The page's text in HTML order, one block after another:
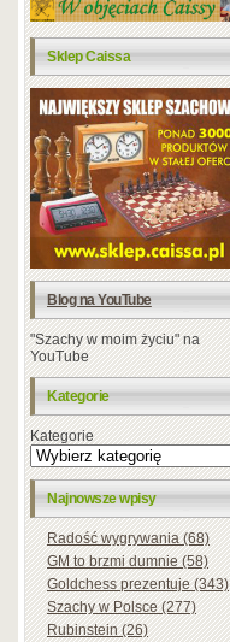
Sklep Caissa
Blog na YouTube
"Szachy w moim życiu" na
YouTube
Kategorie
Kategorie
Najnowsze wpisy
Radość wygrywania (68)
GM to brzmi dumnie (58)
Goldchess prezentuje (343)
Szachy w Polsce (277)
Rubinstein (26)